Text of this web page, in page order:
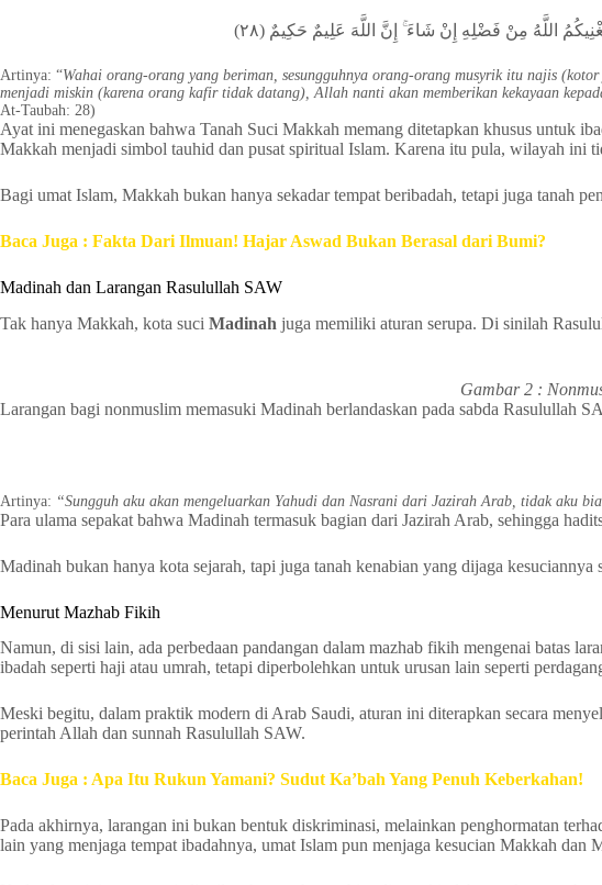
اللَّهُ مِنْ فَضْلِهِ إِنْ شَاءَ ۚ إِنَّ اللَّهَ عَلِيمٌ حَكِيمٌ (٢٨)
Artinya: “Wahai orang-orang yang beriman, sesungguhnya orang-orang musyrik itu najis
menjadi miskin (karena orang kafir tidak datang), Allah nanti akan memberikan kekayaan
At-Taubah: 28)
Ayat ini menegaskan bahwa Tanah Suci Makkah memang ditetapkan khusus untuk
Makkah menjadi simbol tauhid dan pusat spiritual Islam. Karena itu pula, wilayah ini
Bagi umat Islam, Makkah bukan hanya sekadar tempat beribadah, tetapi juga tanah
Baca Juga : Fakta Dari Ilmuan! Hajar Aswad Bukan Berasal dari Bumi?
Madinah dan Larangan Rasulullah SAW
Tak hanya Makkah, kota suci Madinah juga memiliki aturan serupa. Di sinilah
Gambar 2 :
Larangan bagi nonmuslim memasuki Madinah berlandaskan pada sabda Rasulullah
Artinya: “Sungguh aku akan mengeluarkan Yahudi dan Nasrani dari Jazirah Arab, tidak aku
Para ulama sepakat bahwa Madinah termasuk bagian dari Jazirah Arab, sehingga
Madinah bukan hanya kota sejarah, tapi juga tanah kenabian yang dijaga kesuciannya
Menurut Mazhab Fikih
Namun, di sisi lain, ada perbedaan pandangan dalam mazhab fikih mengenai batas
ibadah seperti haji atau umrah, tetapi diperbolehkan untuk urusan lain seperti
Meski begitu, dalam praktik modern di Arab Saudi, aturan ini diterapkan secara
perintah Allah dan sunnah Rasulullah SAW.
Baca Juga : Apa Itu Rukun Yamani? Sudut Ka’bah Yang Penuh Keberkahan!
Pada akhirnya, larangan ini bukan bentuk diskriminasi, melainkan penghormatan
lain yang menjaga tempat ibadahnya, umat Islam pun menjaga kesucian Makkah dan